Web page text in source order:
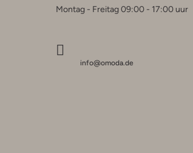
Montag - Freitag 09:00 - 17:00 uur
info@omoda.de